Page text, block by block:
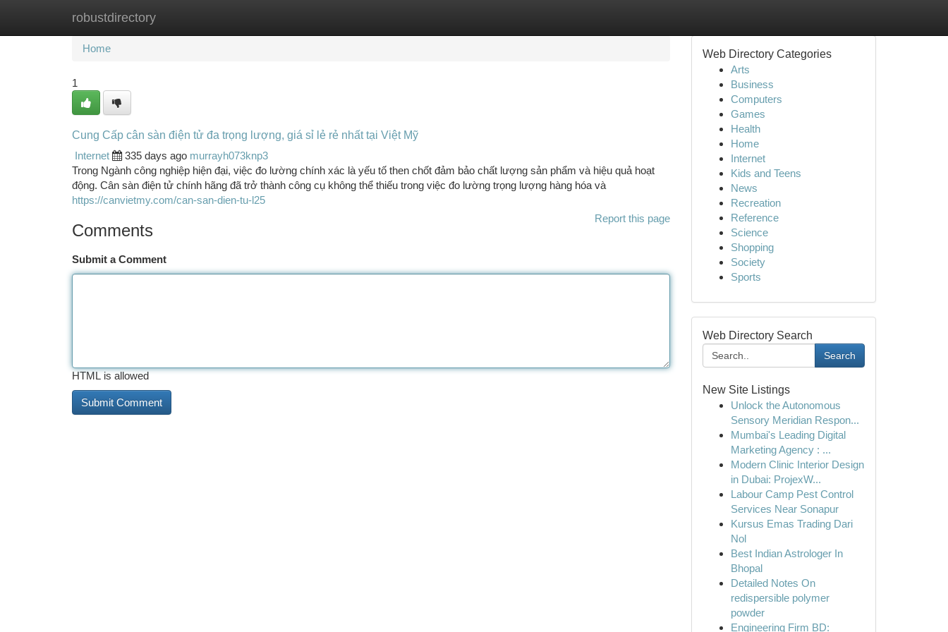
robustdirectory
Home New Site Listings
Home
1
Cung Cấp cân sàn điện tử đa trọng lượng, giá sỉ lẻ rẻ nhất tại Việt Mỹ
Internet
335 days ago murrayh073knp3
Trong Ngành công nghiệp hiện đại, việc đo lường chính xác là yếu tố then chốt đảm bảo chất lượng sản phẩm và hiệu quả hoạt
động. Cân sàn điện tử chính hãng đã trở thành công cụ không thể thiếu trong việc đo lường trọng lượng hàng hóa và
https://canvietmy.com/can-san-dien-tu-l25
Report this page
Comments
Submit a Comment
HTML is allowed
Web Directory Categories
Arts
Business
Computers
Games
Health
Home
Internet
Kids and Teens
News
Recreation
Reference
Science
Shopping
Society
Sports
Web Directory Search
Search
New Site Listings
Unlock the Autonomous
Sensory Meridian Respon...
Mumbai's Leading Digital
Marketing Agency : ...
Modern Clinic Interior Design
in Dubai: ProjexW...
Labour Camp Pest Control
Services Near Sonapur
Kursus Emas Trading Dari
Nol
Best Indian Astrologer In
Bhopal
Detailed Notes On
redispersible polymer
powder
Engineering Firm BD: